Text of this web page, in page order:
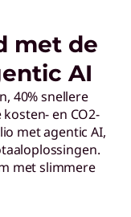
met de
AI
40% snellere
en CO2-
met agentic AI,
met slimmere